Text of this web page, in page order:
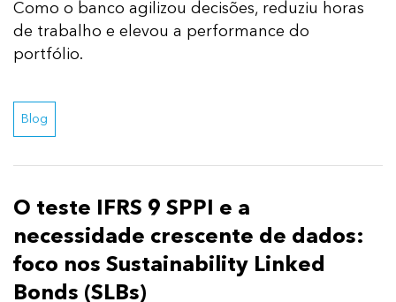
Como o banco agilizou decisões, reduziu horas
de trabalho e elevou a performance do
portfólio.
Blog
O teste IFRS 9 SPPI e a
necessidade crescente de dados:
foco nos Sustainability Linked
Bonds (SLBs)